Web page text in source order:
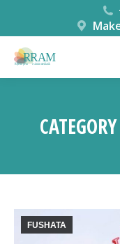
FUSHATA